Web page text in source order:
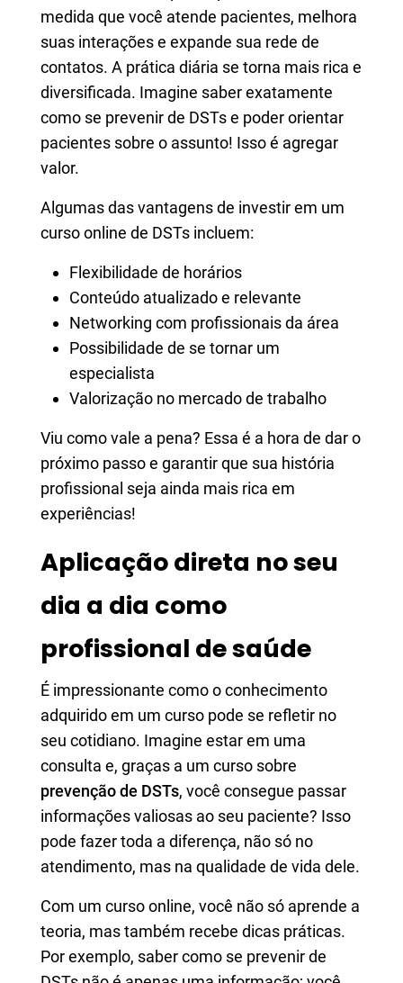
medida que você atende pacientes, melhora
suas interações e expande sua rede de
contatos. A prática diária se torna mais rica e
diversificada. Imagine saber exatamente
como se prevenir de DSTs e poder orientar
pacientes sobre o assunto! Isso é agregar
valor.
Algumas das vantagens de investir em um
curso online de DSTs incluem:
Flexibilidade de horários
Conteúdo atualizado e relevante
Networking com profissionais da área
Possibilidade de se tornar um
especialista
Valorização no mercado de trabalho
Viu como vale a pena? Essa é a hora de dar o
próximo passo e garantir que sua história
profissional seja ainda mais rica em
experiências!
Aplicação direta no seu
dia a dia como
profissional de saúde
É impressionante como o conhecimento
adquirido em um curso pode se refletir no
seu cotidiano. Imagine estar em uma
consulta e, graças a um curso sobre
prevenção de DSTs, você consegue passar
informações valiosas ao seu paciente? Isso
pode fazer toda a diferença, não só no
atendimento, mas na qualidade de vida dele.
Com um curso online, você não só aprende a
teoria, mas também recebe dicas práticas.
Por exemplo, saber como se prevenir de